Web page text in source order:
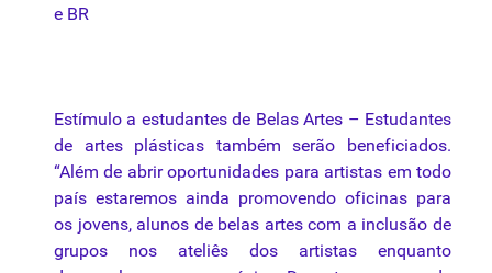
e BR
Estímulo a estudantes de Belas Artes – Estudantes
de artes plásticas também serão beneficiados.
“Além de abrir oportunidades para artistas em todo
país estaremos ainda promovendo oficinas para
os jovens, alunos de belas artes com a inclusão de
grupos nos ateliês dos artistas enquanto